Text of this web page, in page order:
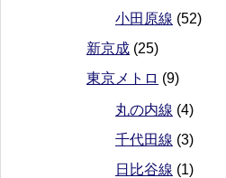
小田原線 (52)
新京成 (25)
東京メトロ (9)
丸の内線 (4)
千代田線 (3)
日比谷線 (1)